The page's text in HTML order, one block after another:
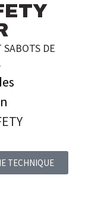
SABOTS DE
TECHNIQUE